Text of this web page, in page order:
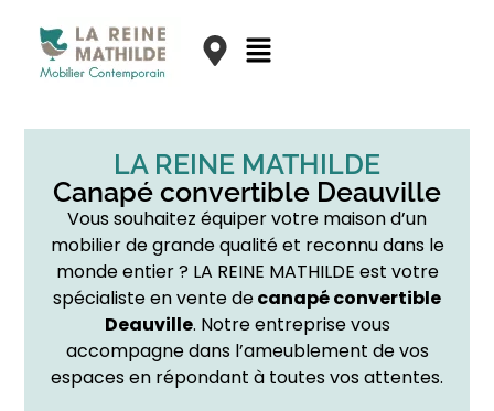
LA REINE MATHILDE
Canapé convertible Deauville
Vous souhaitez équiper votre maison d’un
mobilier de grande qualité et reconnu dans le
monde entier ? LA REINE MATHILDE est votre
spécialiste en vente decanapé convertible
Deauville. Notre entreprise vous
accompagne dans l’ameublement de vos
espaces en répondant à toutes vos attentes.